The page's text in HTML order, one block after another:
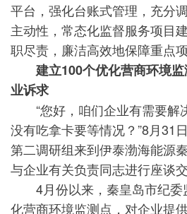
平台，强化台账式管理，充分
主动性，常态化监督服务项目
职尽责，廉洁高效地保障重点项
建立100个优化营商环境
业诉求
“您好，咱们企业有需要解
没有吃拿卡要等情况？”8月31
第二调研组来到伊泰渤海能源
与企业有关负责同志进行座谈交
4月份以来，秦皇岛市纪委
化营商环境监测点，对企业提